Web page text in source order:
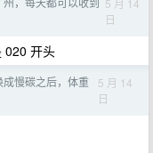
日
020 开头
慢碳之后，体重
5 月 14
日